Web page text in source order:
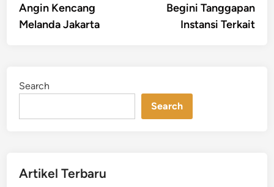
Angin Kencang
Melanda Jakarta
Begini Tanggapan
Instansi Terkait
Search
Search
Artikel Terbaru